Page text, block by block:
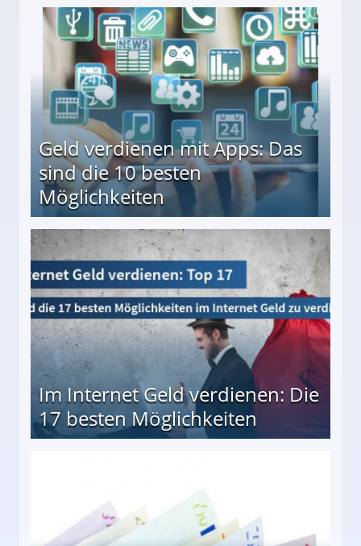
↻ Täglich neue Produkttests
Geld verdienen mit Apps: Das
sind die 10 besten
Möglichkeiten
besten Möglichkeiten
Im Internet Geld verdienen: Die
17 besten Möglichkeiten